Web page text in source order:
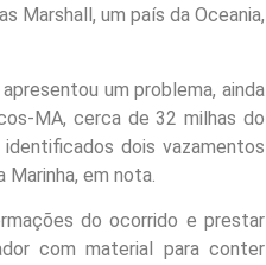
Marshall, um país da Oceania,
um problema, ainda
MA, cerca de 32 milhas do
dois vazamentos
em nota.
do ocorrido e prestar
com material para conter